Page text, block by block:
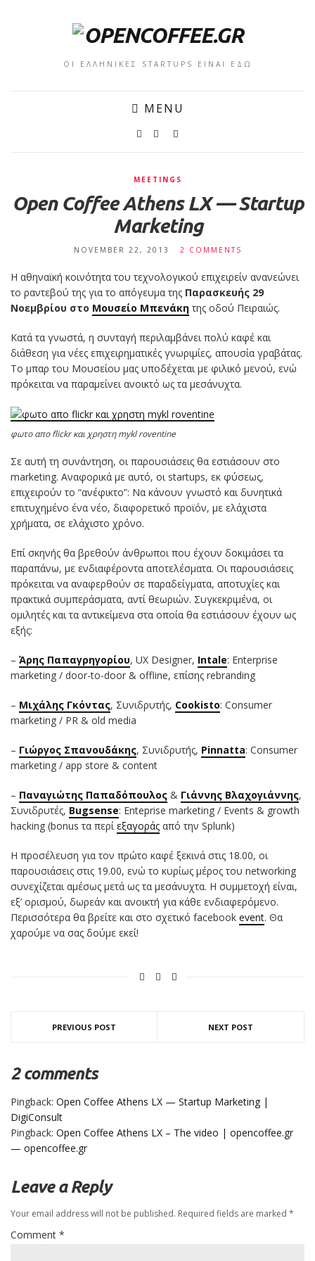
ΟΙ ΕΛΛΗΝΙΚΕΣ STARTUPS ΕΙΝΑΙ ΕΔΩ
MENU
MEETINGS
Open Coffee Athens LX — Startup
Marketing
NOVEMBER 22, 2013 2 COMMENTS
Η αθηναϊκή κοινότητα του τεχνολογικού επιχειρείν ανανεώνει
το ραντεβού της για το απόγευμα της Παρασκευής 29
Νοεμβρίου στο Μουσείο Μπενάκη της οδού Πειραιώς.
Κατά τα γνωστά, η συνταγή περιλαμβάνει πολύ καφέ και
διάθεση για νέες επιχειρηματικές γνωριμίες, απουσία γραβάτας.
Το μπαρ του Μουσείου μας υποδέχεται με φιλικό μενού, ενώ
πρόκειται να παραμείνει ανοικτό ως τα μεσάνυχτα.
φωτο απο flickr και χρηστη mykl roventine
Σε αυτή τη συνάντηση, οι παρουσιάσεις θα εστιάσουν στο
marketing. Αναφορικά με αυτό, οι startups, εκ φύσεως,
επιχειρούν το “ανέφικτο”: Να κάνουν γνωστό και δυνητικά
επιτυχημένο ένα νέο, διαφορετικό προϊόν, με ελάχιστα
χρήματα, σε ελάχιστο χρόνο.
Επί σκηνής θα βρεθούν άνθρωποι που έχουν δοκιμάσει τα
παραπάνω, με ενδιαφέροντα αποτελέσματα. Οι παρουσιάσεις
πρόκειται να αναφερθούν σε παραδείγματα, αποτυχίες και
πρακτικά συμπεράσματα, αντί θεωριών. Συγκεκριμένα, οι
ομιλητές και τα αντικείμενα στα οποία θα εστιάσουν έχουν ως
εξής:
– Άρης Παπαγρηγορίου, UX Designer, Intale: Enterprise
marketing / door-to-door & offline, επίσης rebranding
– Μιχάλης Γκόντας, Συνιδρυτής, Cookisto: Consumer
marketing / PR & old media
– Γιώργος Σπανουδάκης, Συνιδρυτής, Pinnatta: Consumer
marketing / app store & content
– Παναγιώτης Παπαδόπουλος & Γιάννης Βλαχογιάννης,
Συνιδρυτές, Bugsense: Enteprise marketing / Events & growth
hacking (bonus τα περίεξαγοράς από την Splunk)
Η προσέλευση για τον πρώτο καφέ ξεκινά στις 18.00, οι
παρουσιάσεις στις 19.00, ενώ το κυρίως μέρος του networking
συνεχίζεται αμέσως μετά ως τα μεσάνυχτα. Η συμμετοχή είναι,
εξ’ ορισμού, δωρεάν και ανοικτή για κάθε ενδιαφερόμενο.
Περισσότερα θα βρείτε και στο σχετικό facebook event. Θα
χαρούμε να σας δούμε εκεί!
PREVIOUS POST NEXT POST
2 comments
Pingback: Open Coffee Athens LX — Startup Marketing |
DigiConsult
Pingback: Open Coffee Athens LX – The video | opencoffee.gr
— opencoffee.gr
Leave a Reply
Your email address will not be published. Required fields are marked *
Comment *